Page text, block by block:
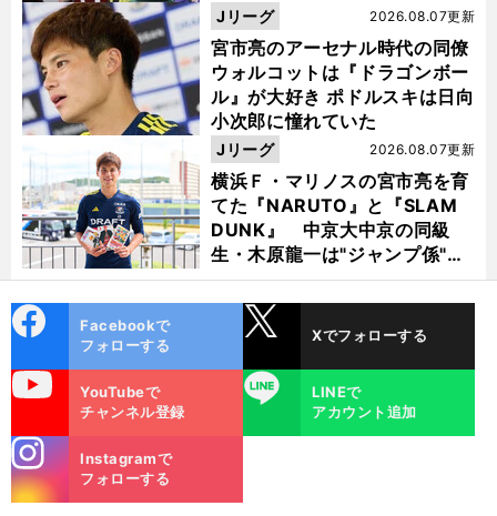
宮市亮のアーセナル時代の同僚
ウォルコットは『ドラゴンボー
ル』が大好き ポドルスキは日向
小次郎に憧れていた
2026.08.07更新
Jリーグ
横浜Ｆ・マリノスの宮市亮を育
てた『NARUTO』と『SLAM
DUNK』 中京大中京の同級
生・木原龍一は"ジャンプ係"だ
った
2026.08.07更新
Jリーグ
ok
Facebookで
フォローする
Xでフォローする
YouTubeで
チャンネル登録
LINE
LINEで
アカウント追加
m
Instagramで
フォローする